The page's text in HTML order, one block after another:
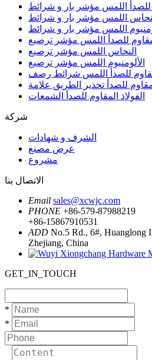
للصدأ اللمس مؤشر بار و شرائط
اللمس مؤشر بار و شرائط
اللمس مؤشر بار و شرائط
للصدأ اللمس مؤشر ترصيع
النحاس اللمس مؤشر ترصيع
الألومنيوم اللمس مؤشر ترصيع
للصدأ اللمس شرائط رصف
للصدأ تحذير الطريق علامة
الفولاذ المقاوم للصدأ الشمعات
شركة
الشرف و شهادات
عرض مصنع
مشروع
الاتصال بنا
Email sales@xcwjc.com
PHONE +86-579-87988219
+86-15867910531
ADD No.5 Rd., 6#, Huanglong
Zhejiang, China
GET_IN_TOUCH
*
*